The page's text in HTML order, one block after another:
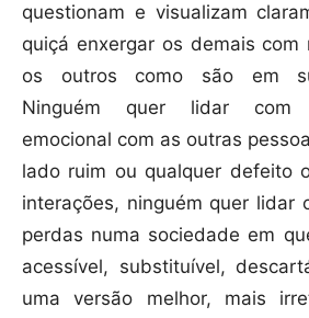
questionam e visualizam
quiçá enxergar os demais
os outros como são em
Ninguém quer lidar com
emocional com as outras
lado ruim ou qualquer defeito
interações, ninguém quer lidar
perdas numa sociedade em
acessível, substituível,
uma versão melhor, mais